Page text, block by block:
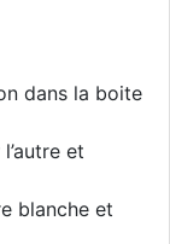
dans la boite
et
blanche et